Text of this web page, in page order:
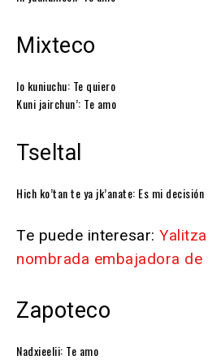
Mixteco
Io kuniuchu: Te quiero
Kuni jairchun’: Te amo
Tseltal
Hich ko’tan te ya jk’anate: Es mi
Te puede interesar:
nombrada embajadora de
Zapoteco
Nadxieelii: Te amo